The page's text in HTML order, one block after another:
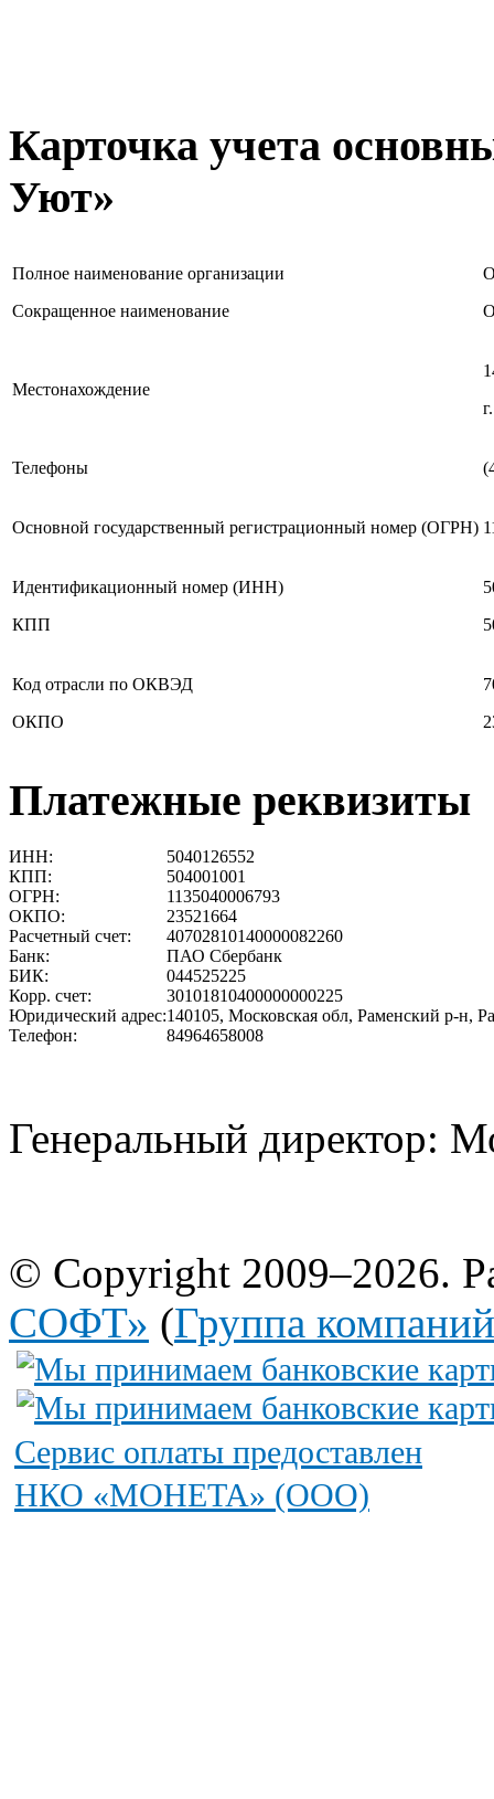
Карточка учета
Уют»
Полное наименование организации
Сокращенное наименование
Местонахождение
Телефоны
Основной государственный регистрационный номер (ОГРН)
Идентификационный номер (ИНН)
КПП
Код отрасли по ОКВЭД
ОКПО
Платежные реквизиты
ИНН:
5040126552
КПП:
504001001
ОГРН:
1135040006793
ОКПО:
23521664
Расчетный счет:
40702810140000082260
Банк:
ПАО Сбербанк
БИК:
044525225
Корр. счет:
30101810400000000225
Юридический адрес:140105, Московская обл, Раменский р-н,
Телефон:
84964658008
Генеральный директор:
© Copyright 2009–2026.
СОФТ» (Группа
Сервис оплаты предоставлен
НКО «МОНЕТА» (ООО)